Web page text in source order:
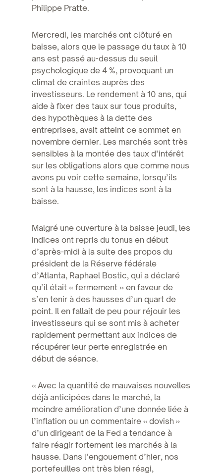
Philippe Pratte.
Mercredi, les marchés ont clôturé en
baisse, alors que le passage du taux à 10
ans est passé au-dessus du seuil
psychologique de 4 %, provoquant un
climat de craintes auprès des
investisseurs. Le rendement à 10 ans, qui
aide à fixer des taux sur tous produits,
des hypothèques à la dette des
entreprises, avait atteint ce sommet en
novembre dernier. Les marchés sont très
sensibles à la montée des taux d’intérêt
sur les obligations alors que comme nous
avons pu voir cette semaine, lorsqu’ils
sont à la hausse, les indices sont à la
baisse.
Malgré une ouverture à la baisse jeudi, les
indices ont repris du tonus en début
d’après-midi à la suite des propos du
président de la Réserve fédérale
d’Atlanta, Raphael Bostic, qui a déclaré
qu’il était « fermement » en faveur de
s’en tenir à des hausses d’un quart de
point. Il en fallait de peu pour réjouir les
investisseurs qui se sont mis à acheter
rapidement permettant aux indices de
récupérer leur perte enregistrée en
début de séance.
« Avec la quantité de mauvaises nouvelles
déjà anticipées dans le marché, la
moindre amélioration d’une donnée liée à
l’inflation ou un commentaire « dovish »
d’un dirigeant de la Fed a tendance à
faire réagir fortement les marchés à la
hausse. Dans l’engouement d’hier, nos
portefeuilles ont très bien réagi,